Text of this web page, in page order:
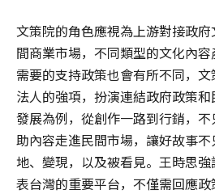
文策院的角色應視為上游對接政
間商業市場，不同類型的文化內容
需要的支持政策也會有所不同，
法人的強項，扮演連結政府政策
發展為例，從創作一路到行銷，
助內容走進民間市場，讓好故事
地、變現，以及被看見。王時思
表台灣的重要平台，不僅需回應